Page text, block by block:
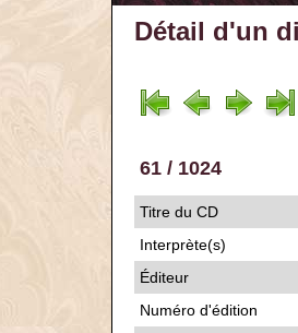
Détail d'un
61 / 1024
Titre du CD
Interprète(s)
Éditeur
Numéro d'édition